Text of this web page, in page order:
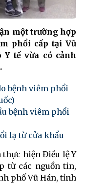
một trường hợp
phổi cấp tại Vũ
Y tế vừa có cảnh
bệnh viêm phổi
bệnh viêm phổi
lạ từ cửa khẩu
thực hiện Điều lệ Y
từ các nguồn tin,
phố Vũ Hán, tỉnh